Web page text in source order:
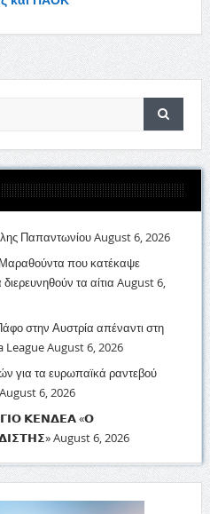
ΠαπαντωνίουAugust 6, 2026
που κατέκαψε
τα αίτια August 6,
στην Αυστρία απέναντι στη
LeagueAugust 6, 2026
για τα ευρωπαϊκά ραντεβού
August 6, 2026
𝝟𝝚𝝢𝝙𝝚𝝖 «𝝤
August 6, 2026